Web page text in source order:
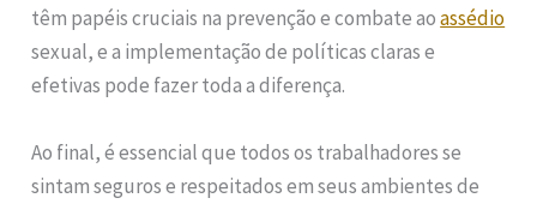
têm papéis cruciais na prevenção e combate aoassédio
sexual, e a implementação de políticas claras e
efetivas pode fazer toda a diferença.
Ao final, é essencial que todos os trabalhadores se
sintam seguros e respeitados em seus ambientes de